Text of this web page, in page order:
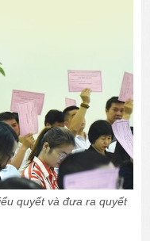
quyết và đưa ra quyết